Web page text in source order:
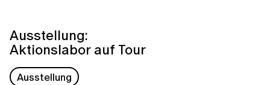
Ausstellung:
Aktionslabor auf Tour
Ausstellung